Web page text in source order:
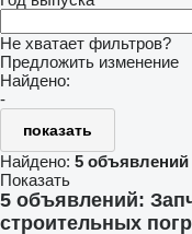
Не хватает фильтров?
Предложить изменение
Найдено:
-
показать
Найдено: 5 объявлений
Показать
5 объявлений:
строительных